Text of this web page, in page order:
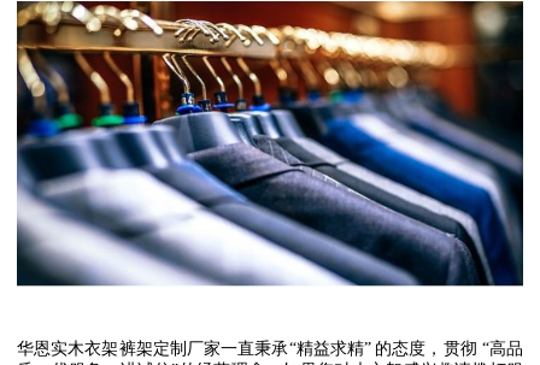
华恩实木衣架裤架定制厂家一直秉承“精益求精” 的态度，贯彻 “高品